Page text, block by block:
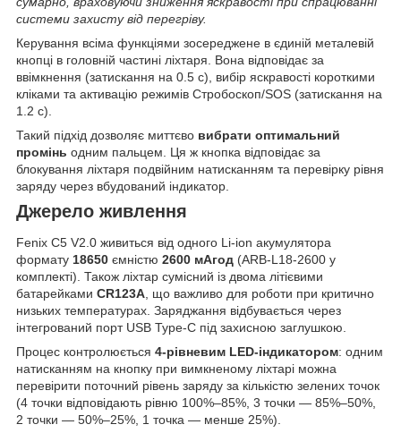
системи захисту від перегріву.
Керування всіма функціями зосереджене в єдиній металевій
кнопці в головній частині ліхтаря. Вона відповідає за
ввімкнення (затискання на 0.5 с), вибір яскравості короткими
кліками та активацію режимів Стробоскоп/SOS (затискання на
1.2 с).
Такий підхід дозволяє миттєво вибрати оптимальний
промінь одним пальцем. Ця ж кнопка відповідає за
блокування ліхтаря подвійним натисканням та перевірку рівня
заряду через вбудований індикатор.
Джерело живлення
Fenix C5 V2.0 живиться від одного Li-ion акумулятора
формату 18650 ємністю 2600 мАгод (ARB-L18-2600 у
комплекті). Також ліхтар сумісний із двома літієвими
батарейками CR123A, що важливо для роботи при критично
низьких температурах. Заряджання відбувається через
інтегрований порт USB Type-C під захисною заглушкою.
Процес контролюється 4-рівневим LED-індикатором: одним
натисканням на кнопку при вимкненому ліхтарі можна
перевірити поточний рівень заряду за кількістю зелених точок
(4 точки відповідають рівню 100%–85%, 3 точки — 85%–50%,
2 точки — 50%–25%, 1 точка — менше 25%).